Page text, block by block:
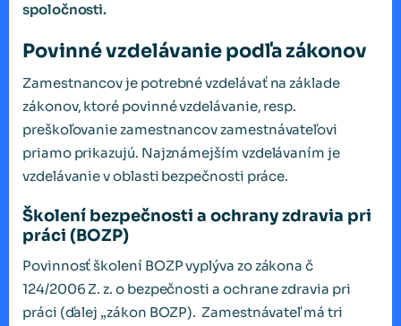
spoločnosti.
Povinné vzdelávanie podľa zákonov
Zamestnancov je potrebné vzdelávať na základe
zákonov, ktoré povinné vzdelávanie, resp.
preškoľovanie zamestnancov zamestnávateľovi
priamo prikazujú. Najznámejším vzdelávaním je
vzdelávanie v oblasti bezpečnosti práce.
Školení bezpečnosti a ochrany zdravia pri
práci (BOZP)
Povinnosť školení BOZP vyplýva zo zákona č
124/2006 Z. z. o bezpečnosti a ochrane zdravia pri
práci (ďalej „zákon BOZP). Zamestnávateľ má tri